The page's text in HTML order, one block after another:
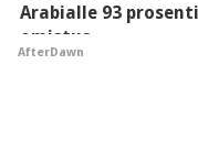
Arabialle 93
omistus
AfterDawn